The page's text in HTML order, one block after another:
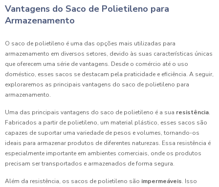
Vantagens do Saco de Polietileno para
Armazenamento
O saco de polietileno é uma das opções mais utilizadas para
armazenamento em diversos setores, devido às suas características únicas
que oferecem uma série de vantagens. Desde o comércio até o uso
doméstico, esses sacos se destacam pela praticidade e eficiência. A seguir,
exploraremos as principais vantagens do saco de polietileno para
armazenamento.
Uma das principais vantagens do saco de polietileno é a sua resistência.
Fabricados a partir de polietileno, um material plástico, esses sacos são
capazes de suportar uma variedade de pesos e volumes, tornando-os
ideais para armazenar produtos de diferentes naturezas. Essa resistência é
especialmente importante em ambientes comerciais, onde os produtos
precisam ser transportados e armazenados de forma segura.
Além da resistência, os sacos de polietileno são impermeáveis. Isso